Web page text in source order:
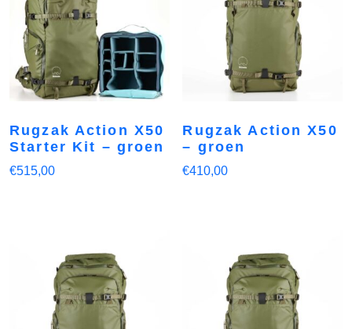
Rugzak Action X50
Starter Kit – groen
€515,00
Rugzak Action X50
– groen
€410,00